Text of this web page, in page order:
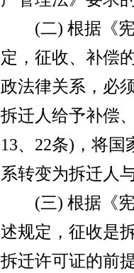
(二) 根据《宪
定，征收、补偿
政法律关系，必
拆迁人给予补偿
13、22条)，将
系转变为拆迁人
(三) 根据《宪
述规定，征收是
拆迁许可证的前